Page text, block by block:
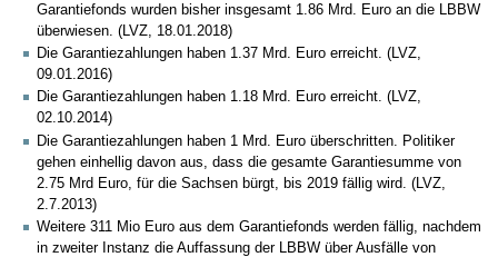
Garantiefonds wurden bisher insgesamt 1.86 Mrd. Euro an die LBBW
überwiesen. (LVZ, 18.01.2018)
Die Garantiezahlungen haben 1.37 Mrd. Euro erreicht. (LVZ,
09.01.2016)
Die Garantiezahlungen haben 1.18 Mrd. Euro erreicht. (LVZ,
02.10.2014)
Die Garantiezahlungen haben 1 Mrd. Euro überschritten. Politiker
gehen einhellig davon aus, dass die gesamte Garantiesumme von
2.75 Mrd Euro, für die Sachsen bürgt, bis 2019 fällig wird. (LVZ,
2.7.2013)
Weitere 311 Mio Euro aus dem Garantiefonds werden fällig, nachdem
in zweiter Instanz die Auffassung der LBBW über Ausfälle von